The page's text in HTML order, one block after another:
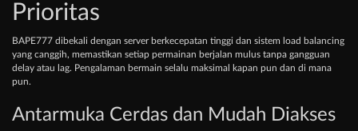
Prioritas
BAPE777 dibekali dengan server berkecepatan tinggi dan sistem load balancing
yang canggih, memastikan setiap permainan berjalan mulus tanpa gangguan
delay atau lag. Pengalaman bermain selalu maksimal kapan pun dan di mana
pun.
Antarmuka Cerdas dan Mudah Diakses